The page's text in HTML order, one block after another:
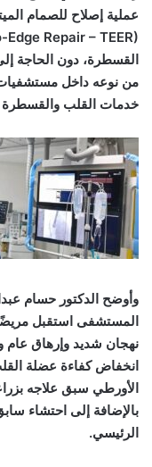
القسطرة، دون الحاجة
من نوعه داخل مستشفيات
خدمات القلب والقسطرة
وأوضح الدكتور حسام
نهجان شديد وإرهاق عام
بالإضافة إلى احتشاء
الرئيسي.